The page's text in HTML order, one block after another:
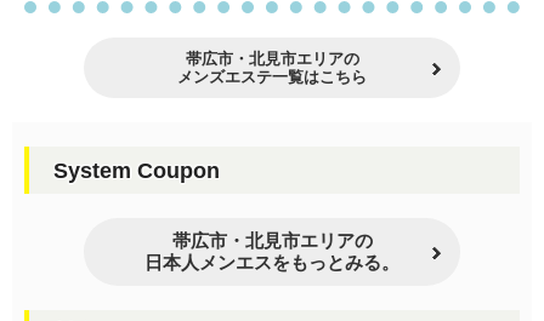
帯広市・北見市エリアの
メンズエステ一覧はこちら
System Coupon
帯広市・北見市エリアの
日本人メンエスをもっとみる。